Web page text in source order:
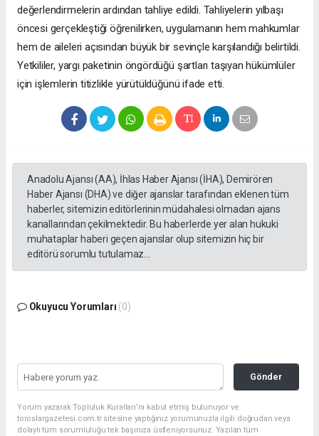
değerlendirmelerin ardından tahliye edildi. Tahliyelerin yılbaşı
öncesi gerçekleştiği öğrenilirken, uygulamanın hem mahkumlar
hem de aileleri açısından büyük bir sevinçle karşılandığı belirtildi.
Yetkililer, yargı paketinin öngördüğü şartları taşıyan hükümlüler
için işlemlerin titizlikle yürütüldüğünü ifade etti.
Anadolu Ajansı (AA), İhlas Haber Ajansı (İHA), Demirören
Haber Ajansı (DHA) ve diğer ajanslar tarafından eklenen tüm
haberler, sitemizin editörlerinin müdahalesi olmadan ajans
kanallarından çekilmektedir. Bu haberlerde yer alan hukuki
muhataplar haberi geçen ajanslar olup sitemizin hiç bir
editörü sorumlu tutulamaz...
Okuyucu Yorumları (0)
Gönder
Yorum yazarak Topluluk Kuralları’nı kabul etmiş bulunuyor ve
toroslargazetesi.com.tr sitesine yaptığınız yorumunuzla ilgili doğrudan veya
dolaylı tüm sorumluluğu tek başınıza üstleniyorsunuz. Yazılan tüm